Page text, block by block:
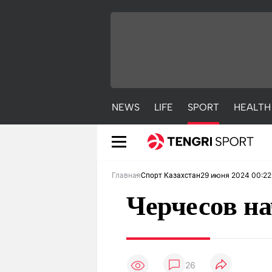
NEWS LIFE SPORT HEALTH
Новости
Красиво
ГлавнаяСпорт Казахстан29 июня 2024 00:22
Черчесов
26